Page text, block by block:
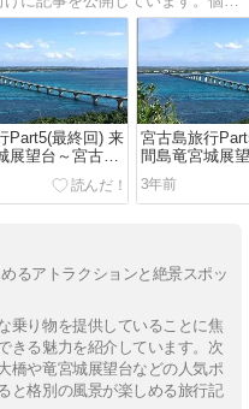
Part5(最終回) 来
展望台～宮古空
際空港セントレ
宮古島旅行
間島竜宮城展
港～中部国際
ア
3年前
るアトラクションと絶景スポッ
乗り物を提供していることに焦
きる魅力を紹介しています。次
橋や竜宮城展望台などの人気ポ
と格別の風景が楽しめる旅行記